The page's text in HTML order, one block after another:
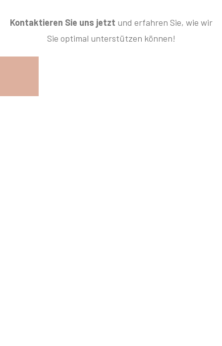
Kontaktieren Sie uns jetzt und erfahren Sie, wie wir
Sie optimal unterstützen können!